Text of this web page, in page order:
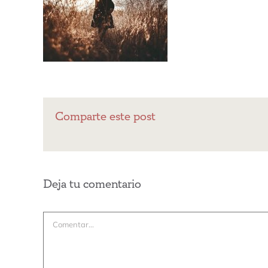
Comparte este post
Deja tu comentario